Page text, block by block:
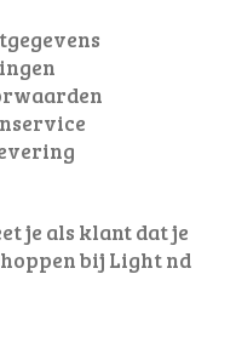
je als klant dat je
bij Light nd